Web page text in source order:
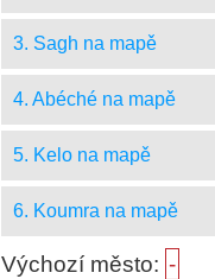
3. Sagh na mapě
4. Abéché na mapě
5. Kelo na mapě
6. Koumra na mapě
Výchozí město: -